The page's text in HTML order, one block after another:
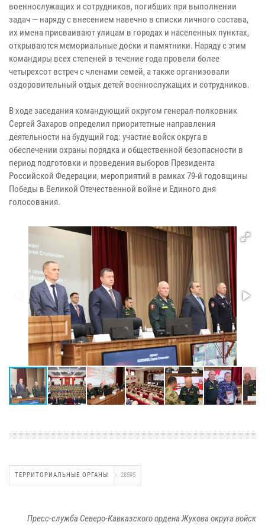
военнослужащих и сотрудников, погибших при выполнении
задач — наряду с внесением навечно в списки личного состава,
их имена присваивают улицам в городах и населенных пунктах,
открываются мемориальные доски и памятники. Наряду с этим
командиры всех степеней в течение года провели более
четырехсот встреч с членами семей, а также организовали
оздоровительный отдых детей военнослужащих и сотрудников.
В ходе заседания командующий округом генерал-полковник
Сергей Захаров определил приоритетные направления
деятельности на будущий год: участие войск округа в
обеспечении охраны порядка и общественной безопасности в
период подготовки и проведения выборов Президента
Российской Федерации, мероприятий в рамках 79-й годовщины
Победы в Великой Отечественной войне и Единого дня
голосования.
ТЕРРИТОРИАЛЬНЫЕ ОРГАНЫ 28595
Пресс-служба Северо-Кавказского ордена Жукова округа войск